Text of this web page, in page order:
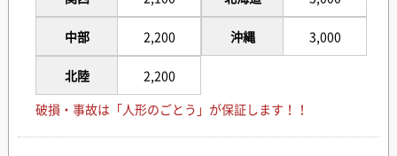
中部
北陸
2,200
2,200
沖縄 3,000
破損・事故は「人形のごとう」が保証します！！